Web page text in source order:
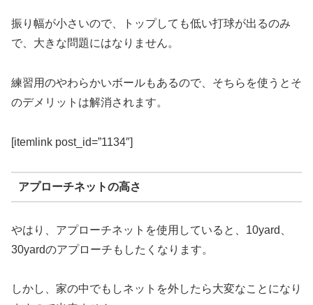
振り幅が小さいので、トップしても低い打球が出るのみ
で、大きな問題にはなりません。
練習用のやわらかいボールもあるので、そちらを使うとそ
のデメリットは解消されます。
[itemlink post_id=”1134″]
アプローチネットの高さ
やはり、アプローチネットを使用していると、10yard、
30yardのアプローチもしたくなります。
しかし、家の中でもしネットを外したら大変なことになり